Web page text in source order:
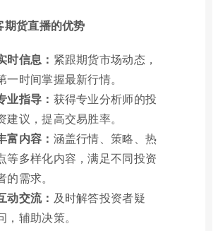
期货直播的优势
时信息： 紧跟期货市场动态，
一时间掌握最新行情。
业指导： 获得专业分析师的投
建议，提高交易胜率。
富内容： 涵盖行情、策略、热
等多样化内容，满足不同投资
的需求。
动交流： 及时解答投资者疑
，辅助决策。